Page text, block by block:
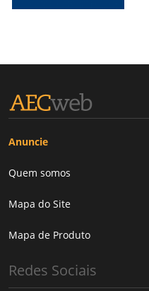
Anuncie
Quem somos
Mapa do Site
Mapa de Produto
Redes Sociais